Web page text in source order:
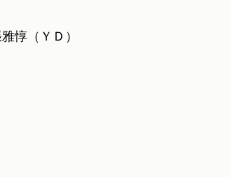
惇（ＹＤ）